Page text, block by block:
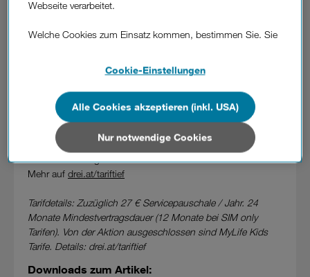
18,32 Euro statt 22,90 Euro, während Ideal SIM M
Minuten und SMS kostet im Rahmen der Aktion nur 15,92
Euro, während der MyLife SIM M Tarife ohne Handy auf
11,92 Euro monatlich reduziert wird. Wer MyLife nach
Erreichung des 27. Lebensjahrs nicht aufgeben möchte, der
behält den Tarif ganz einfach.
Mehr auf drei.at/tariftief
Tarifdetails: Zuzüglich 27 € Servicepauschale / Jahr. 24
Monate Mindestvertragsdauer (12 Monate bei SIM only
Tarifen). Von der Aktion ausgeschlossen sind MyLife Kids
Tarife. Details: drei.at/tariftief
Downloads zum Artikel:
Webseite verarbeitet.
Welche Cookies zum Einsatz kommen, bestimmen Sie. Sie
Wenn Sie allen Cookies zustimmen, werden auch Cookies
von Drittanbietern verarbeitet, die Ihre Daten in Ländern
außerhalb der europäischen Union (z.B. in den USA)
verarbeiten. Sie unterliegen keinem EU-konformen
Datenschutzniveau und es stehen keine wirksamen
Rechtsbehelfe zur Verfügung.
Cookies von Unternehmen in Drittstaaten, die ein ähnliches
Datenschutzniveau wie in der Europäischen Union aufweisen
(z.B. Data Privacy Framework), werden wie europäische
Unternehmen behandelt.
Cookie-Einstellungen
Nur notwendige Cookies
Alle Cookies akzeptieren (inkl. USA)